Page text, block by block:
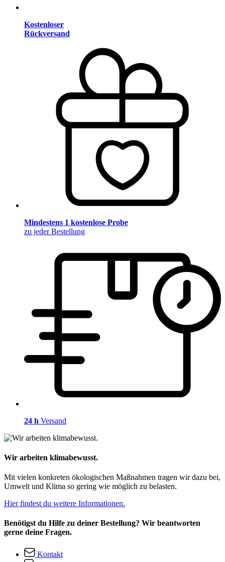
Kostenloser
Rückversand
Mindestens 1 kostenlose Probe
zu jeder Bestellung
24 h Versand
Wir arbeiten klimabewusst.
Mit vielen konkreten ökologischen Maßnahmen tragen wir dazu bei,
Umwelt und Klima so gering wie möglich zu belasten.
Hier findest du weitere Informationen.
Benötigst du Hilfe zu deiner Bestellung? Wir beantworten
gerne deine Fragen.
Kontakt